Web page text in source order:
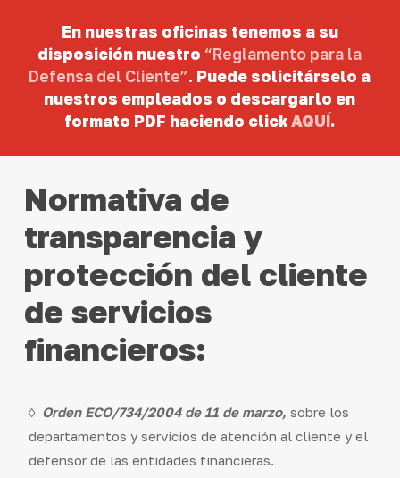
En nuestras oficinas tenemos a su
disposición nuestro “Reglamento para la
Defensa del Cliente”. Puede solicitárselo a
nuestros empleados o descargarlo en
formato PDF haciendo clickAQUÍ.
Normativa de
transparencia y
protección del cliente
de servicios
financieros:
◊ Orden ECO/734/2004 de 11 de marzo, sobre los
departamentos y servicios de atención al cliente y el
defensor de las entidades financieras.